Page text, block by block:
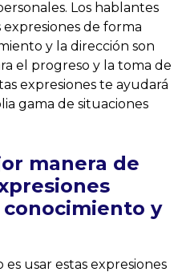
Los hablantes
de forma
y la dirección son
el progreso y la toma de
expresiones te ayudará
gama de situaciones
manera de
y
usar estas expresiones